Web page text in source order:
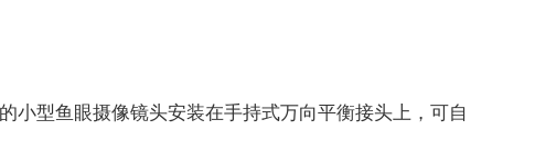
小型鱼眼摄像镜头安装在手持式万向平衡接头上，可自